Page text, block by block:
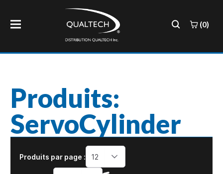
(0)
Produits:
ServoCylinder
Produits par page : 12